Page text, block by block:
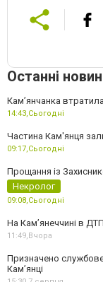
Останні
Камʼянчанка
14:43,Сьогодні
Частина Кам'янця
09:17,Сьогодні
Прощання із
Некролог
09:08,Сьогодні
На Кам’янеччині в
11:49,Вчора
Призначено
Кам’янці